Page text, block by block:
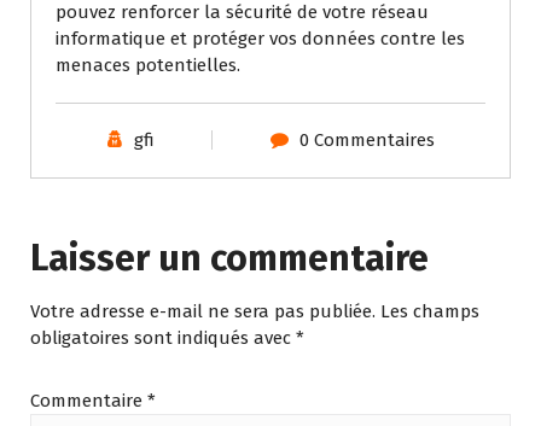
pouvez renforcer la sécurité de votre réseau
informatique et protéger vos données contre les
menaces potentielles.
gfi 0 Commentaires
Laisser un commentaire
Votre adresse e-mail ne sera pas publiée. Les champs
obligatoires sont indiqués avec *
Commentaire *